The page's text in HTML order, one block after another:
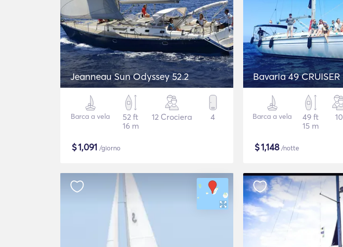
Jeanneau Sun Odyssey 52.2
Barca a vela
52 ft
16 m
12 Crociera 4
$1,091 /giorno
Bavaria 49 CRUISER
Barca a vela
49 ft
15 m
10
$1,148/notte